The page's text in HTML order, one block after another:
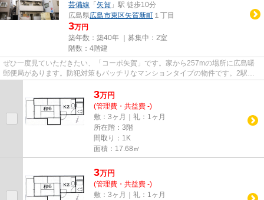
芸備線 「矢賀 」駅 徒歩10分
広島県広島市東区矢賀新町 １丁目
3万円
築年数：築40年 ｜募集中： 2室
階数：4階建
ぜひ一度見ていただきたい、「コーポ矢賀」です。家から257mの場所に広島曙
郵便局があります。防犯対策もバッチリなマンションタイプの物件です。2駅利
用できる場所にあり、アクセスが...
3万円
(管理費・共益費 -)
敷：3ヶ月｜礼：1ヶ月
所在階：3階
間取り：1K
面積：17.68㎡
3万円
(管理費・共益費 -)
敷：3ヶ月｜礼：1ヶ月